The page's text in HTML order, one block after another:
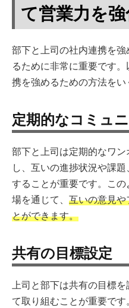
て営業力を
部下と上司の社内連携を
るために非常に重要です
携を強めるための方法をい
定期的なコミュ
部下と上司は定期的なワ
し、互いの進捗状況や課
することが重要です。こ
場を通じて、 互いの意見
とができます。
共有の目標設定
上司と部下は共有の目標
て取り組むことが重要で